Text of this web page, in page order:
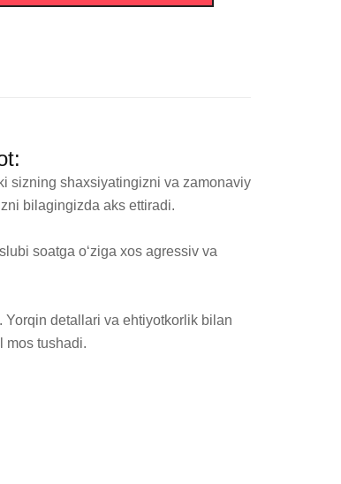
sizning shaxsiyatingizni va zamonaviy
bilagingizda aks ettiradi.
soatga o‘ziga xos agressiv va
detallari va ehtiyotkorlik bilan
mos tushadi.